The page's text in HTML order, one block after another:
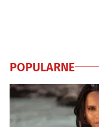
POPULARNE